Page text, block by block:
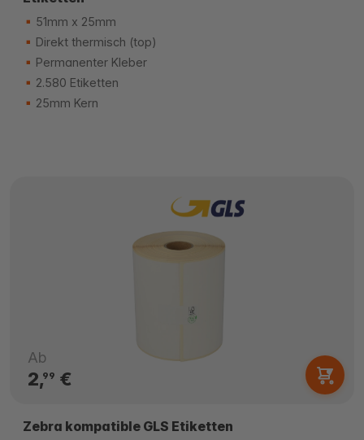
51mm x 25mm
Direkt thermisch (top)
Permanenter Kleber
2.580 Etiketten
25mm Kern
Ab
2,99 €
Zebra kompatible GLS Etiketten